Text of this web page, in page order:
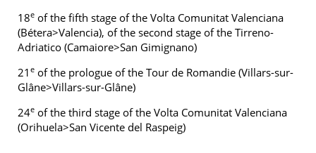
18e of the fifth stage of the Volta Comunitat Valenciana
(Bétera>Valencia), of the second stage of the Tirreno-
Adriatico (Camaiore>San Gimignano)
21 e of the prologue of the Tour de Romandie (Villars-sur-
Glâne>Villars-sur-Glâne)
24e of the third stage of the Volta Comunitat Valenciana
(Orihuela>San Vicente del Raspeig)